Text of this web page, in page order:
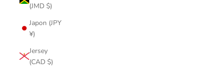
(JMD $)
Japon (JPY
¥)
Jersey
(CAD $)